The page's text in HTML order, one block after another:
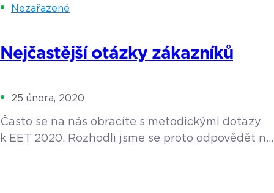
Nezařazené
Nejčastější otázky zákazníků
25 února, 2020
Často se na nás obracíte s metodickými dotazy
k EET 2020. Rozhodli jsme se proto odpovědět na